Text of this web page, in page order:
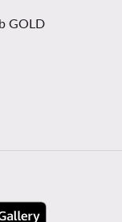
GOLD